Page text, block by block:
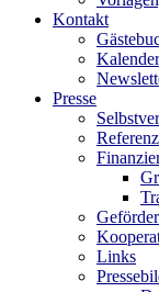
Kontakt
Kalender
Presse
Links